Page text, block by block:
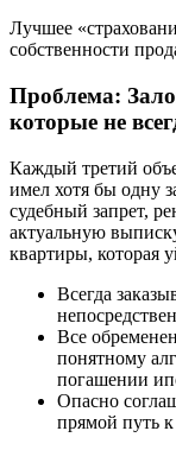
Лучшее
собственности
Проблема:
которые не
Каждый третий
имел хотя бы одну
судебный запрет,
актуальную
квартиры, которая
Всегда
Все
понятному
погашении
Опасно
прямой путь